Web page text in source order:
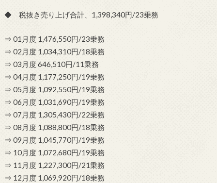
◆ 税抜き売り上げ合計、1,398,340円/23乗務
⇒ 01月度 1,476,550円/23乗務
⇒ 02月度 1,034,310円/18乗務
⇒ 03月度 646,510円/11乗務
⇒ 04月度 1,177,250円/19乗務
⇒ 05月度 1,092,550円/19乗務
⇒ 06月度 1,031,690円/19乗務
⇒ 07月度 1,305,430円/22乗務
⇒ 08月度 1,088,800円/18乗務
⇒ 09月度 1,045,770円/19乗務
⇒ 10月度 1,072,680円/19乗務
⇒ 11月度 1,227,300円/21乗務
⇒ 12月度 1,069,920円/18乗務